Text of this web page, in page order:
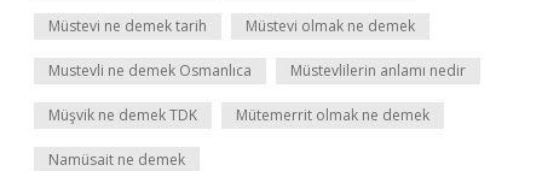
Müstevi ne demek tarih Müstevi olmak ne demek
Mustevli ne demek Osmanlıca Müstevlilerin anlamı nedir
Müşvik ne demek TDK Mütemerrit olmak ne demek
Namüsait ne demek